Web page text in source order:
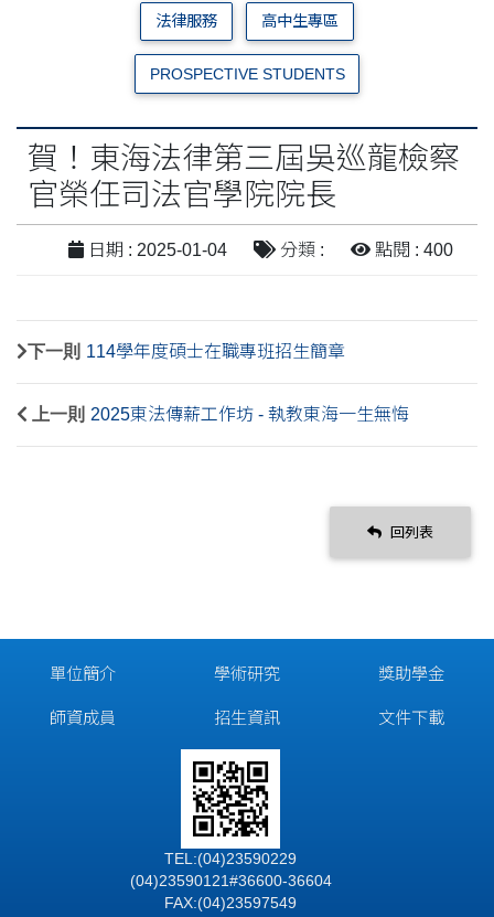
法律服務 高中生專區
PROSPECTIVE STUDENTS
賀！東海法律第三屆吳巡龍檢察
官榮任司法官學院院長
日期 : 2025-01-04 分類 : 點閱 : 400
下一則 114學年度碩士在職專班招生簡章
上一則 2025東法傳薪工作坊 - 執教東海一生無悔
回列表
單位簡介
師資成員
學術研究
招生資訊
獎助學金
文件下載
TEL:(04)23590229
(04)23590121#36600-36604
FAX:(04)23597549